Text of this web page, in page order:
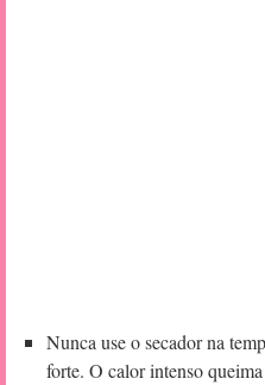
Nunca use o secador na
forte. O calor intenso